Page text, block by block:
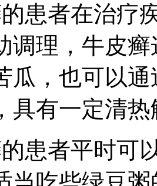
患者在治疗
调理，牛皮
瓜，也可以
具有一定清
患者平时可